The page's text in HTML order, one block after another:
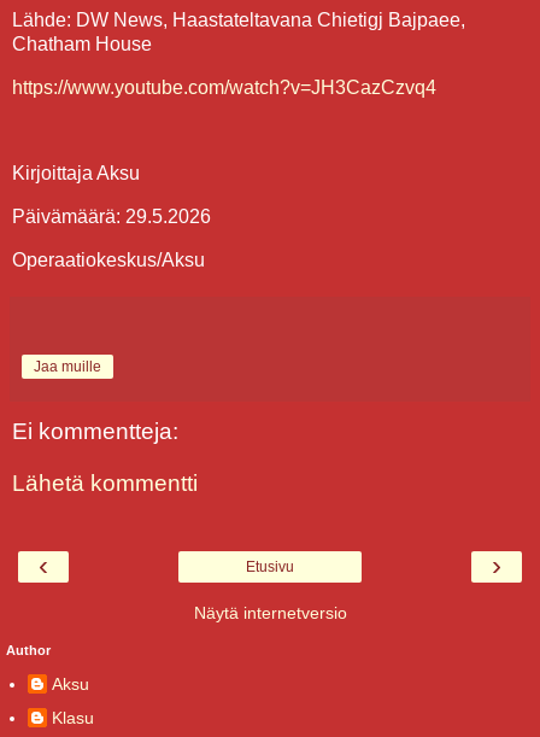
Lähde: DW News, Haastateltavana Chietigj Bajpaee,
Chatham House
https://www.youtube.com/watch?v=JH3CazCzvq4
Kirjoittaja Aksu
Päivämäärä: 29.5.2026
Operaatiokeskus/Aksu
Jaa muille
Ei kommentteja:
Lähetä kommentti
‹ ›
Etusivu
Näytä internetversio
Author
Aksu
Klasu